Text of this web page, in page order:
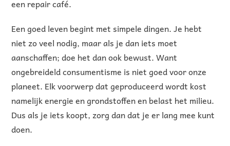
een repair café.
Een goed leven begint met simpele dingen. Je hebt
niet zo veel nodig, maar als je dan iets moet
aanschaffen; doe het dan ook bewust. Want
ongebreideld consumentisme is niet goed voor onze
planeet. Elk voorwerp dat geproduceerd wordt kost
namelijk energie en grondstoffen en belast het milieu.
Dus als je iets koopt, zorg dan dat je er lang mee kunt
doen.